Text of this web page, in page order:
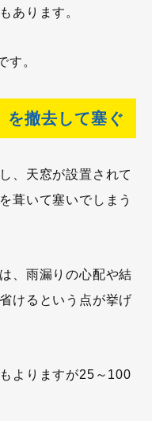
あります。
す。
を撤去して塞ぐ
、天窓が設置されて
葺いて塞いでしまう
、雨漏りの心配や結
けるという点が挙げ
よりますが25～100